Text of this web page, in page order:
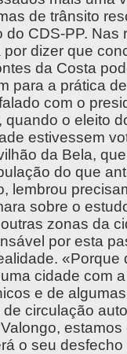
de trânsito
do CDS-PP.
por dizer que
da Costa
para a prática
com o
quando o eleito
estivessem
da Bela,
do que
lembrou
sobre o
zonas da
por esta
cidade com
e de
circulação
o seu